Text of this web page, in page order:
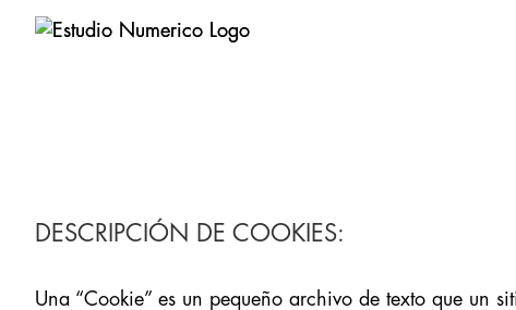
Saltar
DESCRIPCIÓN DE COOKIES:
Una “Cookie” es un pequeño archivo de texto que un